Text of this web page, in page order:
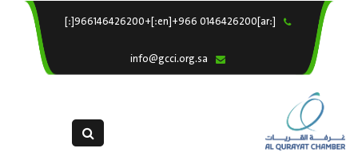
[:ar]966146426200+[:en]+966 0146426200[:] ×
خدماتنا